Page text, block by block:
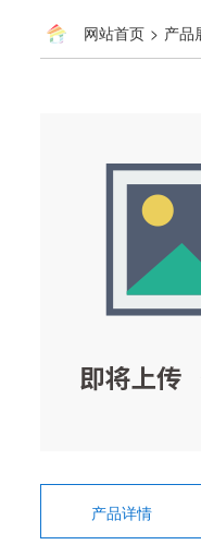
网站首页 > 产品
产品详情